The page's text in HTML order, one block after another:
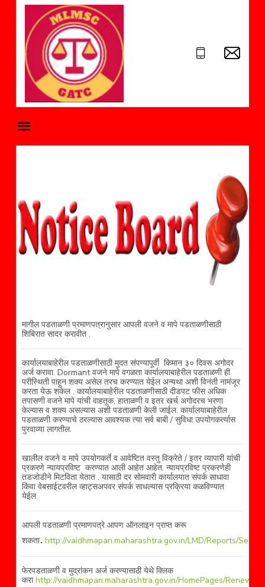
मागील पडताळणी प्रमाणपत्रानुसार आपली वजने व मापे पडताळणीसाठी
शिबिरात सादर करावीत .
कार्यालयाबाहेरील पडताळणीसाठी मुदत संपण्यापूर्वी किमान ३० दिवस अगोदर
अर्ज करावा. Dormant वजने मापे वगळता कार्यालयाबाहेरील पडताळणी ही
परीस्थिती पाहून शक्य असेल तरच करण्यात येईल अन्यथा अशी विनंती नामंजूर
करता येऊ शकेल . कार्यालयाबाहेरील पडताळणीसाठी दीडपट फीस अधिक
तपासणी वजने मापे यांची वाहतूक, हाताळणी व इतर खर्च अगोदरच भरणा
केल्यास व शक्य असल्यास अशी पडताळणी केली जाईल. कार्यालयाबाहेरील
पडताळणी करण्याचे ठरल्यास आवश्यक त्या सर्व बाबी / सुविधा उपयोगकर्त्यास
पुरवाव्या लागतील.
खालील वजने व मापे उपयोगकर्ते व आवेष्टित वस्तु विक्रेते / इतर व्यापारी यांची
प्रकरणे न्यायप्रविष्ट करण्यात आली आहेत आहेत. न्यायप्रविष्ट प्रकरणेही
तडजोडीने मिटविता येतात . यासाठी दर सोमवारी कार्यालयात संपर्क साधावा
किंवा वेबसाईटवरील व्हाट्सअपवर संपर्क साधल्यास प्रक्रिया कळविण्यात
येईल.
आपली पडताळणी प्रमाणपत्रे आपण ऑनलाइन प्राप्त करू
शकता. http://vaidhmapan.maharashtra.gov.in/LMD/Reports/
फेरपडताळणी व मुद्रांकन अर्ज करण्यासाठी येथे क्लिक
कराhttp://vaidhmapan.maharashtra.gov.in/HomePages/